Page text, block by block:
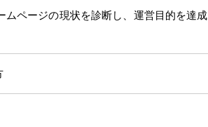
ページの現状を診断し、運営目的を達成